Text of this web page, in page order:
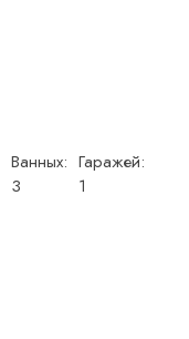
Ванных:
3
Гаражей:
1